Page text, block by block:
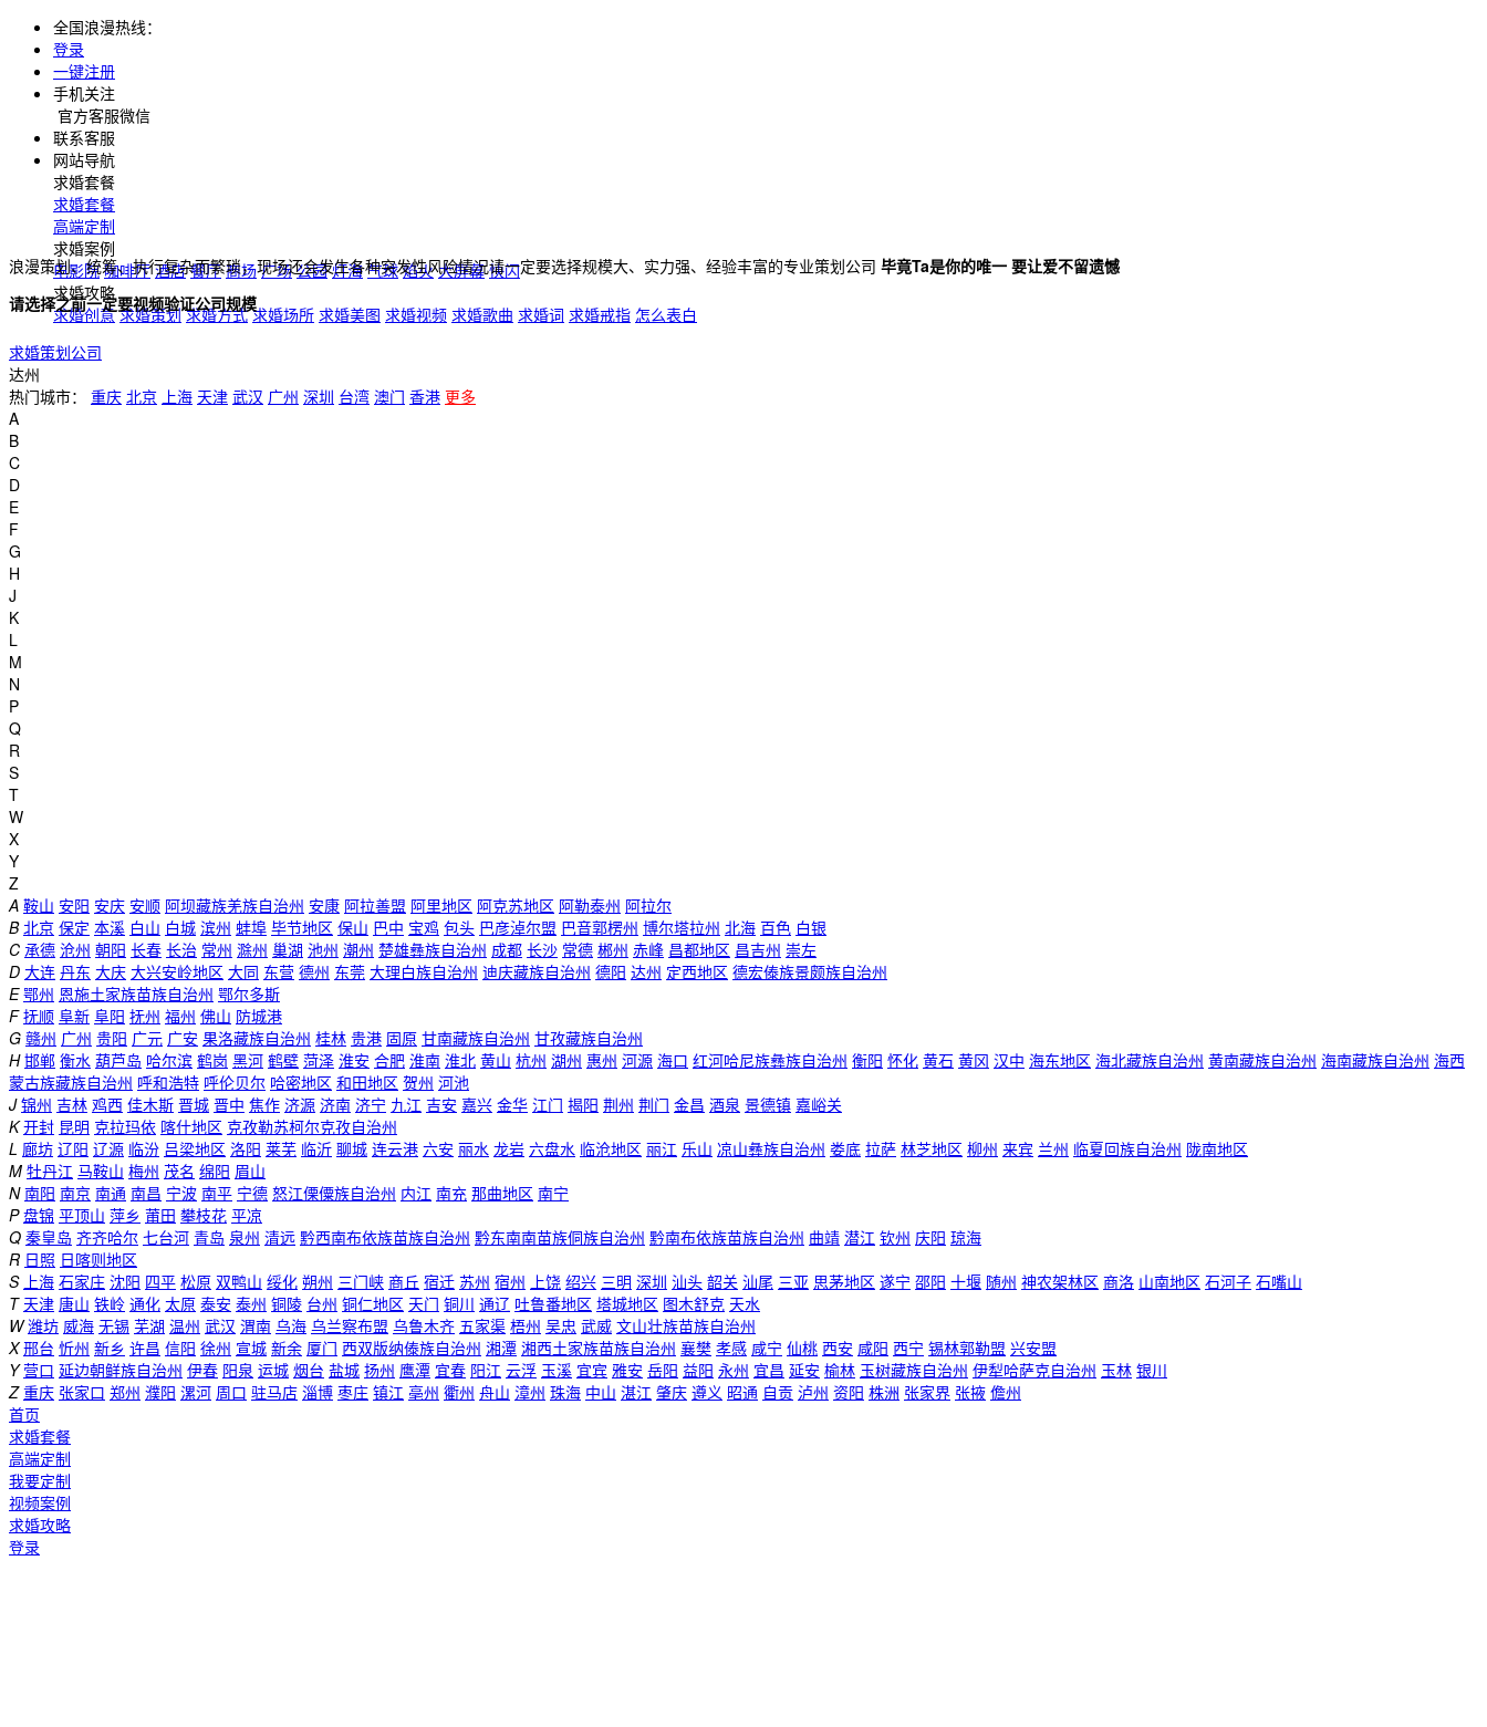
全国浪漫热线：
登录
一键注册
手机关注
官方客服微信
联系客服
网站导航
求婚套餐
求婚套餐
高端定制
求婚案例
电影院 咖啡厅 酒店 餐厅 商场 广场 公园 灯海 气球 焰火 大屏幕 快闪
求婚攻略
求婚创意 求婚策划 求婚方式 求婚场所 求婚美图 求婚视频 求婚歌曲 求婚词 求婚戒指 怎么表白
求婚策划公司
达州
热门城市：
重庆 北京 上海 天津 武汉 广州 深圳 台湾 澳门 香港 更多
A
B
C
D
E
F
G
H
J
K
L
M
N
P
Q
R
S
T
W
X
Y
Z
A 鞍山 安阳 安庆 安顺 阿坝藏族羌族自治州 安康 阿拉善盟 阿里地区 阿克苏地区 阿勒泰州 阿拉尔
B 北京 保定 本溪 白山 白城 滨州 蚌埠 毕节地区 保山 巴中 宝鸡 包头 巴彦淖尔盟 巴音郭楞州 博尔塔拉州 北海 百色 白银
C 承德 沧州 朝阳 长春 长治 常州 滁州 巢湖 池州 潮州 楚雄彝族自治州 成都 长沙 常德 郴州 赤峰 昌都地区 昌吉州 崇左
D 大连 丹东 大庆 大兴安岭地区 大同 东营 德州 东莞 大理白族自治州 迪庆藏族自治州 德阳 达州 定西地区 德宏傣族景颇族自治州
E 鄂州 恩施土家族苗族自治州 鄂尔多斯
F 抚顺 阜新 阜阳 抚州 福州 佛山 防城港
G 赣州 广州 贵阳 广元 广安 果洛藏族自治州 桂林 贵港 固原 甘南藏族自治州 甘孜藏族自治州
H 邯郸 衡水 葫芦岛 哈尔滨 鹤岗 黑河 鹤壁 菏泽 淮安 合肥 淮南 淮北 黄山 杭州 湖州 惠州 河源 海口 红河哈尼族彝族自治州 衡阳 怀化 黄石 黄冈 汉中 海东地区 海北藏族自治州 黄南藏族自治州 海南藏族自治州 海西
蒙古族藏族自治州 呼和浩特 呼伦贝尔 哈密地区 和田地区 贺州 河池
J 锦州 吉林 鸡西 佳木斯 晋城 晋中 焦作 济源 济南 济宁 九江 吉安 嘉兴 金华 江门 揭阳 荆州 荆门 金昌 酒泉 景德镇 嘉峪关
K 开封 昆明 克拉玛依 喀什地区 克孜勒苏柯尔克孜自治州
L 廊坊 辽阳 辽源 临汾 吕梁地区 洛阳 莱芜 临沂 聊城 连云港 六安 丽水 龙岩 六盘水 临沧地区 丽江 乐山 凉山彝族自治州 娄底 拉萨 林芝地区 柳州 来宾 兰州 临夏回族自治州 陇南地区
M 牡丹江 马鞍山 梅州 茂名 绵阳 眉山
N 南阳 南京 南通 南昌 宁波 南平 宁德 怒江傈僳族自治州 内江 南充 那曲地区 南宁
P 盘锦 平顶山 萍乡 莆田 攀枝花 平凉
Q 秦皇岛 齐齐哈尔 七台河 青岛 泉州 清远 黔西南布依族苗族自治州 黔东南南苗族侗族自治州 黔南布依族苗族自治州 曲靖 潜江 钦州 庆阳 琼海
R 日照 日喀则地区
S 上海 石家庄 沈阳 四平 松原 双鸭山 绥化 朔州 三门峡 商丘 宿迁 苏州 宿州 上饶 绍兴 三明 深圳 汕头 韶关 汕尾 三亚 思茅地区 遂宁 邵阳 十堰 随州 神农架林区 商洛 山南地区 石河子 石嘴山
T 天津 唐山 铁岭 通化 太原 泰安 泰州 铜陵 台州 铜仁地区 天门 铜川 通辽 吐鲁番地区 塔城地区 图木舒克 天水
W 潍坊 威海 无锡 芜湖 温州 武汉 渭南 乌海 乌兰察布盟 乌鲁木齐 五家渠 梧州 吴忠 武威 文山壮族苗族自治州
X 邢台 忻州 新乡 许昌 信阳 徐州 宣城 新余 厦门 西双版纳傣族自治州 湘潭 湘西土家族苗族自治州 襄樊 孝感 咸宁 仙桃 西安 咸阳 西宁 锡林郭勒盟 兴安盟
Y 营口 延边朝鲜族自治州 伊春 阳泉 运城 烟台 盐城 扬州 鹰潭 宜春 阳江 云浮 玉溪 宜宾 雅安 岳阳 益阳 永州 宜昌 延安 榆林 玉树藏族自治州 伊犁哈萨克自治州 玉林 银川
Z 重庆 张家口 郑州 濮阳 漯河 周口 驻马店 淄博 枣庄 镇江 亳州 衢州 舟山 漳州 珠海 中山 湛江 肇庆 遵义 昭通 自贡 泸州 资阳 株洲 张家界 张掖 儋州
首页
求婚套餐
高端定制
我要定制
视频案例
求婚攻略
登录
浪漫策划、统筹、执行复杂而繁琐，现场还会发生各种突发性风险情况请一定要选择规模大、实力强、经验丰富的专业策划公司 毕竟Ta是你的唯一 要让爱不留遗憾
请选择之前一定要视频验证公司规模